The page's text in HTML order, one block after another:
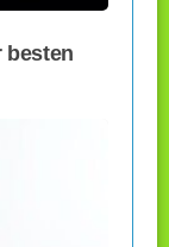
besten